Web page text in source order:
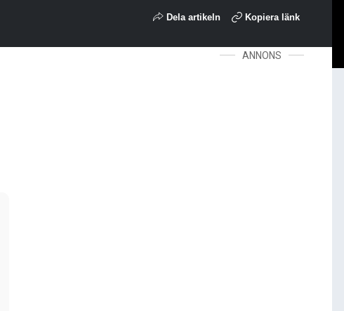
Dela artikeln Kopiera länk
ANNONS